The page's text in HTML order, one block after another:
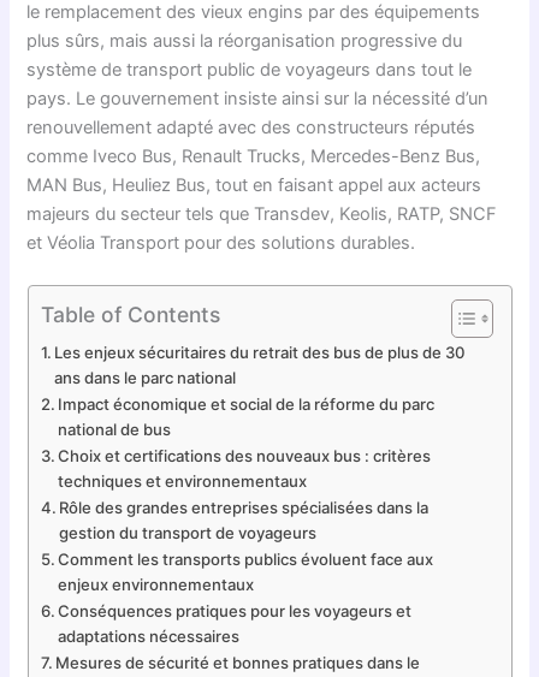
le remplacement des vieux engins par des équipements
plus sûrs, mais aussi la réorganisation progressive du
système de transport public de voyageurs dans tout le
pays. Le gouvernement insiste ainsi sur la nécessité d’un
renouvellement adapté avec des constructeurs réputés
comme Iveco Bus, Renault Trucks, Mercedes-Benz Bus,
MAN Bus, Heuliez Bus, tout en faisant appel aux acteurs
majeurs du secteur tels que Transdev, Keolis, RATP, SNCF
et Véolia Transport pour des solutions durables.
Table of Contents
Les enjeux sécuritaires du retrait des bus de plus de 30
ans dans le parc national
Impact économique et social de la réforme du parc
national de bus
Choix et certifications des nouveaux bus : critères
techniques et environnementaux
Rôle des grandes entreprises spécialisées dans la
gestion du transport de voyageurs
Comment les transports publics évoluent face aux
enjeux environnementaux
Conséquences pratiques pour les voyageurs et
adaptations nécessaires
Mesures de sécurité et bonnes pratiques dans le